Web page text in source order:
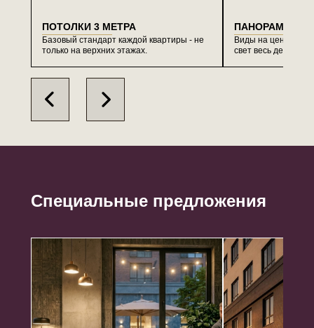
ПОТОЛКИ 3 МЕТРА
Базовый стандарт каждой квартиры - не
только на верхних этажах.
ПАНОРАМНЫЕ
Виды на центр
свет весь день.
Специальные предложения